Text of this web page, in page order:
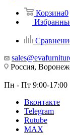
Корзина0
Россия,
Пн - Пт 9:00-17:00
Вконтакте
Telegram
Rutube
MAX